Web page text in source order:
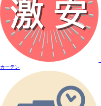
カーテン